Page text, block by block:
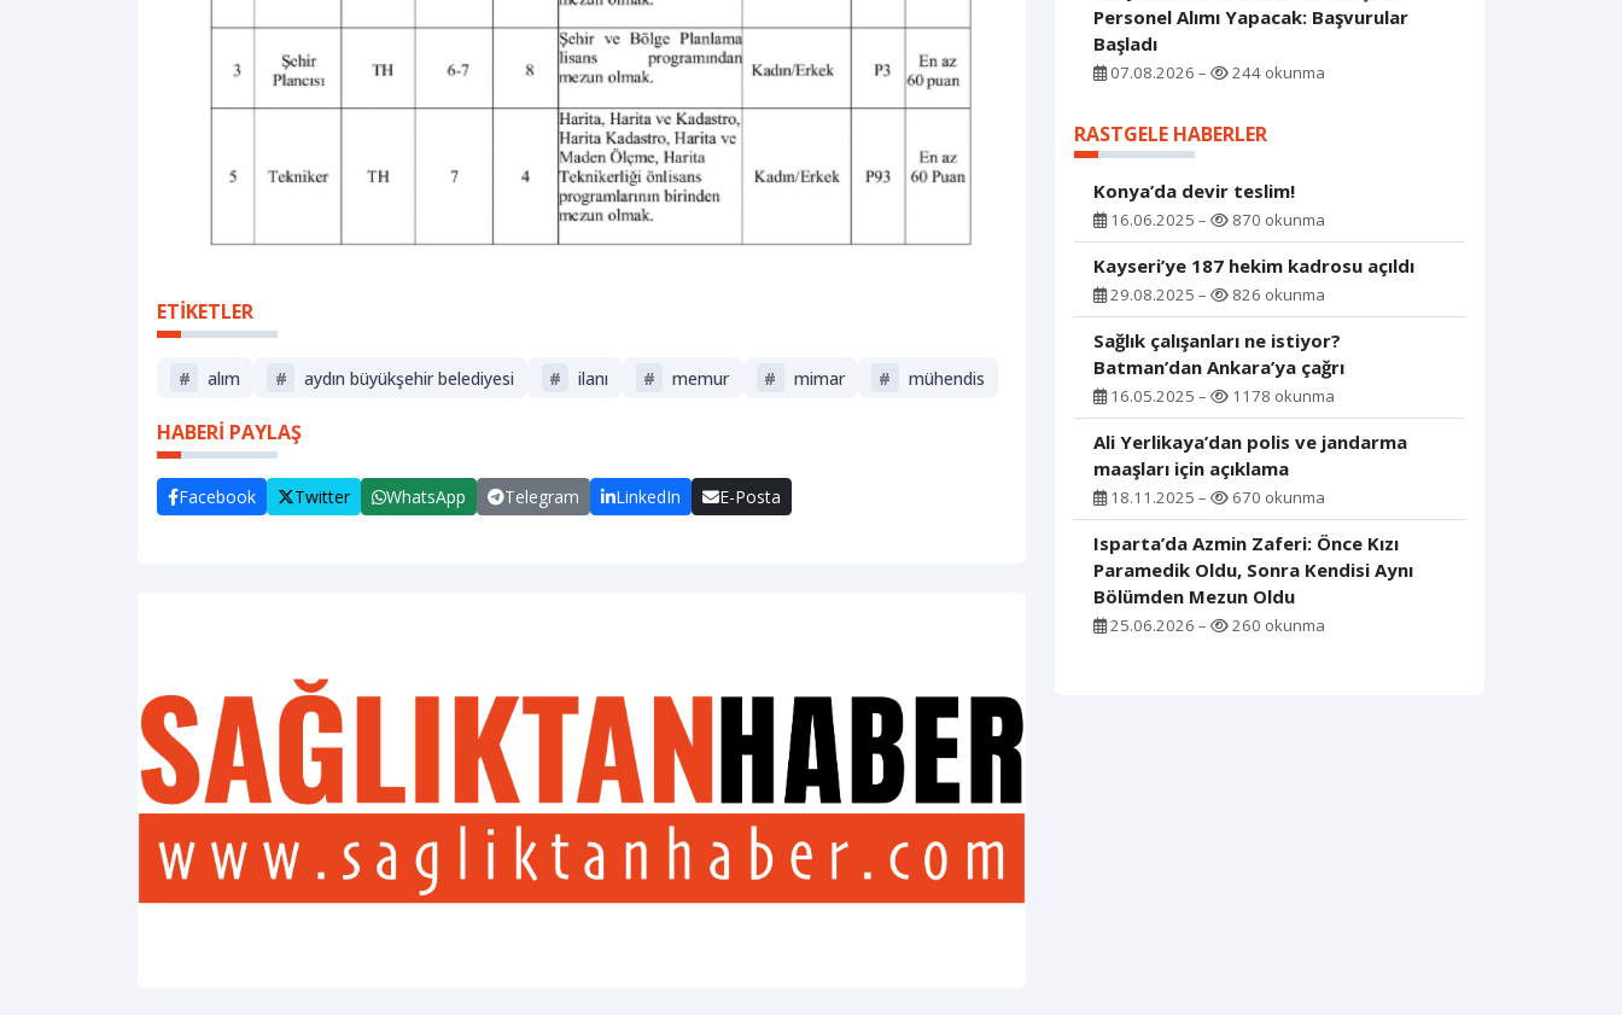
ETİKETLER
# alım # aydın büyükşehir belediyesi # ilanı # memur # mimar # mühendis
HABERİ PAYLAŞ
Facebook Twitter WhatsApp Telegram LinkedIn E-Posta
Personel Alımı Yapacak: Başvurular
Başladı
07.08.2026 – 244 okunma
RASTGELE HABERLER
Konya’da devir teslim!
16.06.2025 – 870 okunma
Kayseri’ye 187 hekim kadrosu açıldı
29.08.2025 – 826 okunma
Sağlık çalışanları ne istiyor?
Batman’dan Ankara’ya çağrı
16.05.2025 – 1178 okunma
Ali Yerlikaya’dan polis ve jandarma
maaşları için açıklama
18.11.2025 – 670 okunma
Isparta’da Azmin Zaferi: Önce Kızı
Paramedik Oldu, Sonra Kendisi Aynı
Bölümden Mezun Oldu
25.06.2026 – 260 okunma